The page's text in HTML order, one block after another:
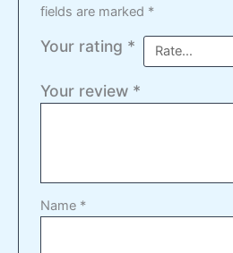
fields are marked *
Your rating *
Your review *
Name *